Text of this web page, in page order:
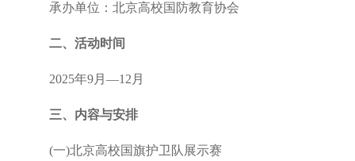
承办单位：北京高校国防教育协会
二、活动时间
2025年9月—12月
三、内容与安排
(一)北京高校国旗护卫队展示赛